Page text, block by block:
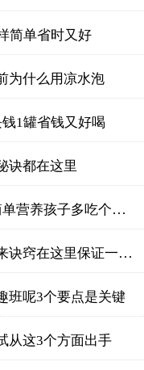
简单省时又好
为什么用凉水泡
1罐省钱又好喝
诀都在这里
我家孩子一年四季爱吃的5道蒸菜简单营养孩子多吃个子蹭蹭长
难怪酒店大厨做水煎包那么好吃原来诀窍在这里保证一次成功
班呢3个要点是关键
从这3个方面出手